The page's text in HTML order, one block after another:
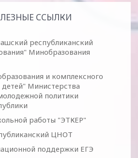
ССЫЛКИ
республиканский
Минобразования
и комплексного
Министерства
политики
работы "ЭТКЕР"
ЦНОТ
поддержки ЕГЭ